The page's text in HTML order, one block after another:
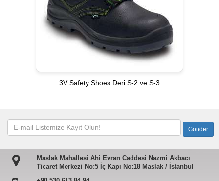
3V Safety Shoes Deri S-2 ve S-3
Maslak Mahallesi Ahi Evran Caddesi Nazmi Akbacı
Ticaret Merkezi No:5 İç Kapı No:18 Maslak / İstanbul